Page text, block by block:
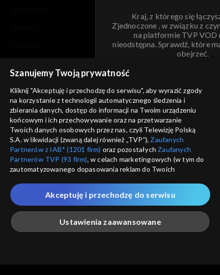
Kraj, z którego się
Zjednoczone , w związku z
na platformie TVP VOD
nieodstępna. Sprawdź, które
obejrzeć.
ANULUJ
informacje o dostawcy usług
Szanujemy Twoją prywatność
Kliknij "Akceptuję i przechodzę do serwisu", aby wyrazić zgody
na korzystanie z technologii automatycznego śledzenia i
zbierania danych, dostęp do informacji na Twoim urządzeniu
końcowym i ich przechowywanie oraz na przetwarzanie
Twoich danych osobowych przez nas, czyli Telewizję Polską
S.A. w likwidacji (zwaną dalej również „TVP”), Zaufanych
Partnerów z IAB* (1201 firm) oraz pozostałych Zaufanych
Partnerów TVP (93 firm), w celach marketingowych (w tym do
zautomatyzowanego dopasowania reklam do Twoich
które wskazujemy poniżej, a także zgody na udostępnianie
przez nas identyfikatora PPID do Google.
Twoje dane osobowe zbierane podczas odwiedzania przez
Ciebie naszych
poszczególnych serwisówzwanych dalej
„Portalem”, w tym informacje zapisywane za pomocą
Ustawienia zaawansowane
Akceptuję i przechodzę do serwisu